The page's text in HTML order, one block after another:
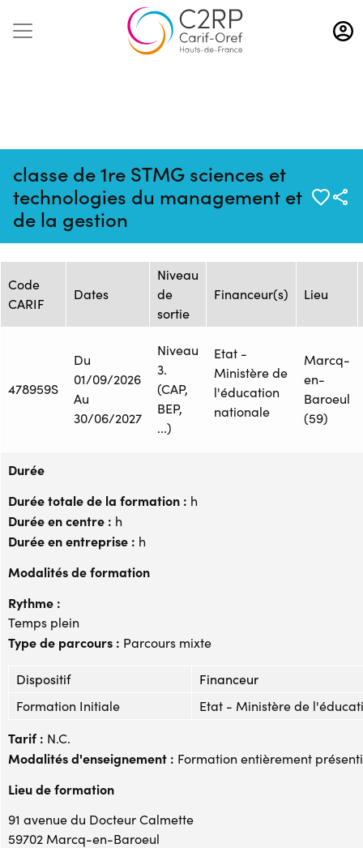
Aller
au
contenu
classe de 1re STMG sciences et
technologies du management et
de la gestion
Mise à jour :
06/08/2026
Formation :
ONISEP_2459048F
Source : Flux
ONISEP
Session de formation
Code
CARIF
Dates
Niveau
de
sortie
Financeur(s) Lieu
478959S
Du
01/09/2026
Au
30/06/2027
Niveau
3.
(CAP,
BEP,
...)
Etat -
Ministère de
l'éducation
nationale
Marcq-
en-
Baroeul
(59)
Durée
Durée totale de la formation : h
Durée en centre : h
Durée en entreprise : h
Modalités de formation
Rythme :
Temps plein
Type de parcours : Parcours mixte
Dispositif
Financeur
Formation Initiale
Etat - Ministère de
Tarif : N.C.
Modalités d'enseignement : Formation entièrement
Lieu de formation
91 avenue du Docteur Calmette
59702 Marcq-en-Baroeul